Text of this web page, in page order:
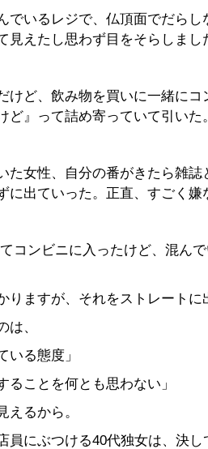
でいるレジで、仏頂面でだら
見えたし思わず目をそらしまし
けど、飲み物を買いに一緒に
ど』って詰め寄っていて引い
た女性、自分の番がきたら雑
に出ていった。正直、すごく嫌
コンビニに入ったけど、混ん
りますが、それをストレート
は、
いる態度」
ることを何とも思わない」
えるから。
員にぶつける40代独女は、決し